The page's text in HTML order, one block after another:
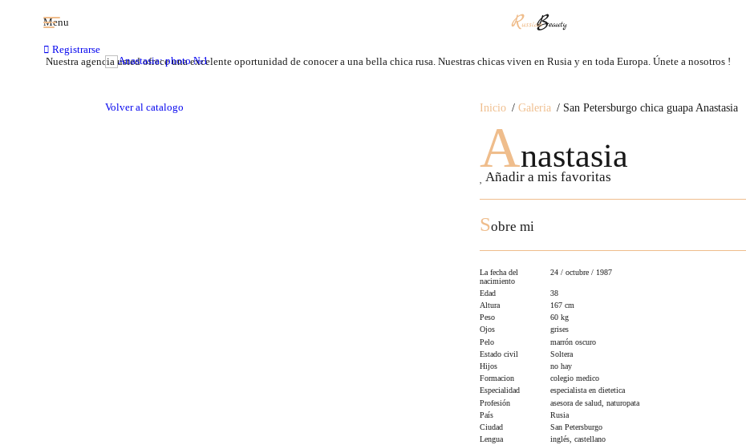
Menu
Registrarse
Nuestra agencia usted ofrece una excelente oportunidad de conocer a una bella chica rusa. Nuestras сhicas viven en Rusia y en toda Europa. Únete a nosotros !
Inicio Galeria San Petersburgo chica guapa Anastasia
Anastasia
Añadir a mis favoritas
Volver al catalogo
Sobre mi
La fecha del
nacimiento
24 / octubre / 1987
Edad
38
Altura
167 cm
Peso
60 kg
Ojos
grises
Pelo
marrón oscuro
Estado civil
Soltera
Hijos
no hay
Formacion
colegio medico
Especialidad
especialista en dietetica
Profesión
asesora de salud, naturopata
País
Rusia
Ciudad
San Petersburgo
Lengua
inglés, castellano